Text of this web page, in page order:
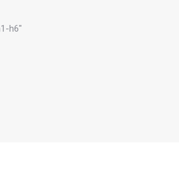
h6"